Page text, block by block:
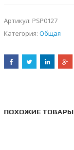
Артикул: PSP0127
Категория: Общая
ПОХОЖИЕ ТОВАРЫ